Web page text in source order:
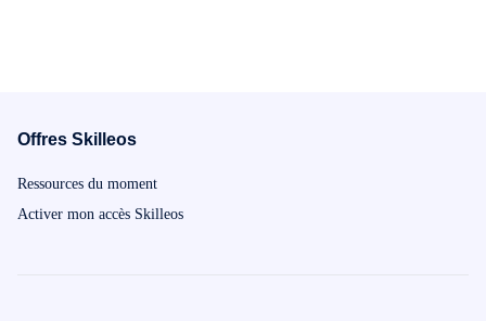
Offres Skilleos
Ressources du moment
Activer mon accès Skilleos